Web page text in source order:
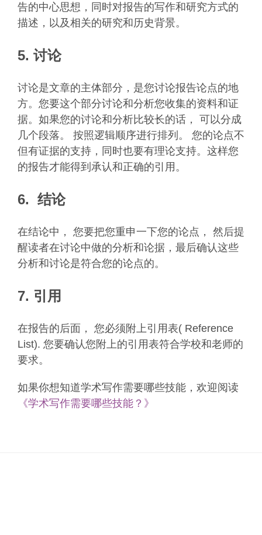
告的中心思想，同时对报告的写作和研究方式的
描述，以及相关的研究和历史背景。
5. 讨论
讨论是文章的主体部分，是您讨论报告论点的地
方。您要这个部分讨论和分析您收集的资料和证
据。如果您的讨论和分析比较长的话， 可以分成
几个段落。 按照逻辑顺序进行排列。 您的论点不
但有证据的支持，同时也要有理论支持。这样您
的报告才能得到承认和正确的引用。
6. 结论
在结论中， 您要把您重申一下您的论点， 然后提
醒读者在讨论中做的分析和论据，最后确认这些
分析和讨论是符合您的论点的。
7. 引用
在报告的后面， 您必须附上引用表( Reference
List). 您要确认您附上的引用表符合学校和老师的
要求。
如果你想知道学术写作需要哪些技能，欢迎阅读
《学术写作需要哪些技能？》